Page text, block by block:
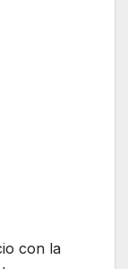
con la